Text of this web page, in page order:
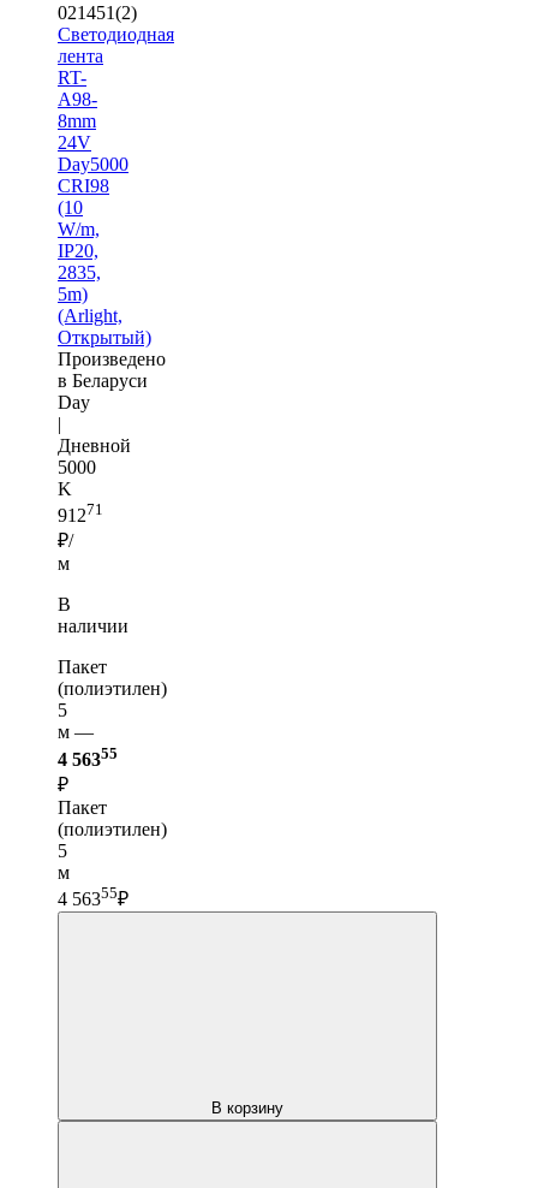
021451(2)
Светодиодная
лента
RT-
A98-
8mm
24V
Day5000
CRI98
(10
W/m,
IP20,
2835,
5m)
(Arlight,
Открытый)
Произведено
в Беларуси
Day
|
Дневной
5000
K
91271
₽/
м
В
наличии
Пакет
(полиэтилен)
5
м —
4 56355
₽
Пакет
(полиэтилен)
5
м
4 56355₽
В корзину